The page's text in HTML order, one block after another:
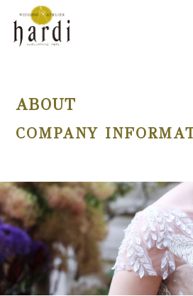
ABOUT
COMPANY